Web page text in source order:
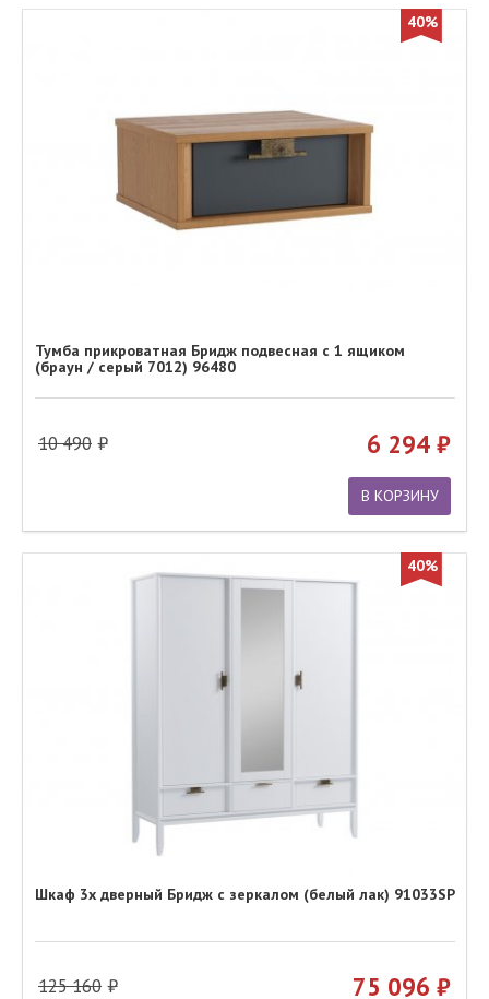
40%
Тумба прикроватная Бридж подвесная с 1 ящиком
(браун / серый 7012) 96480
10 490 6 294
В КОРЗИНУ
40%
Шкаф 3х дверный Бридж с зеркалом (белый лак) 91033SP
125 160 75 096